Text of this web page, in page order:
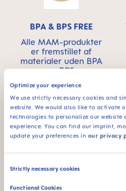
Optimize your experience
We use strictly necessary cookies and
website. We would also like to activate
technologies to personalize our website
experience. You can find our imprint,
update your preferences in our privacy
Consent
Strictly necessary cookies
Functional Cookies
BPA & BPS FREE
Alle MAM-produkter
er fremstillet af
materialer uden BPA
og BPS.
Tilførselshastighed 0:
brystmælk